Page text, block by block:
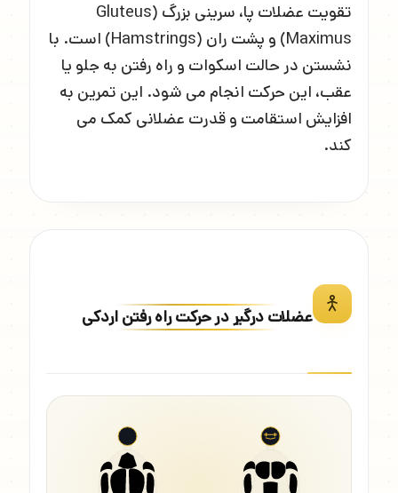
تقویت عضلات پا، سرینی بزرگ (Gluteus
Maximus) و پشت ران (Hamstrings) است. با
نشستن در حالت اسکوات و راه رفتن به جلو یا
عقب، این حرکت انجام می شود. این تمرین به
افزایش استقامت و قدرت عضلانی کمک می
کند.
عضلات درگیر در حرکت راه رفتن اردکی